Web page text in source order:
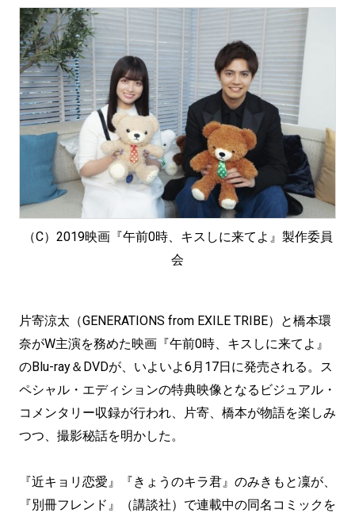
（C）2019映画『午前0時、キスしに来てよ』製作委員
会
片寄涼太（GENERATIONS from EXILE TRIBE）と橋本環
奈がW主演を務めた映画『午前0時、キスしに来てよ』
のBlu-ray＆DVDが、いよいよ6月17日に発売される。ス
ペシャル・エディションの特典映像となるビジュアル・
コメンタリー収録が行われ、片寄、橋本が物語を楽しみ
つつ、撮影秘話を明かした。
『近キョリ恋愛』『きょうのキラ君』のみきもと凜が、
『別冊フレンド』（講談社）で連載中の同名コミックを